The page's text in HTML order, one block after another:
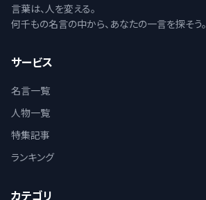
言葉は、人を変える。
何千もの名言の中から、あなたの一言を探そう。
サービス
名言一覧
人物一覧
特集記事
ランキング
カテゴリ